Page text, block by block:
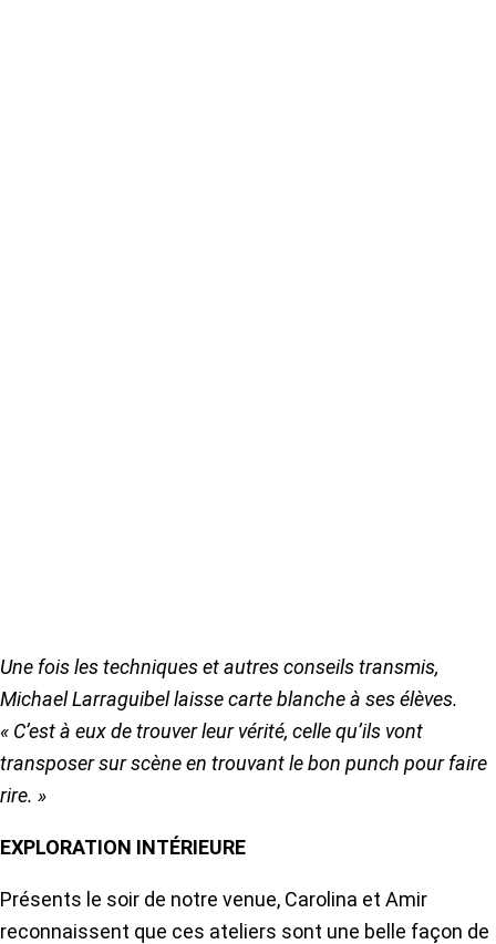
Une fois les techniques et autres conseils transmis,
Michael Larraguibel laisse carte blanche à ses élèves.
« C’est à eux de trouver leur vérité, celle qu’ils vont
transposer sur scène en trouvant le bon punch pour faire
rire. »
EXPLORATION INTÉRIEURE
Présents le soir de notre venue, Carolina et Amir
reconnaissent que ces ateliers sont une belle façon de